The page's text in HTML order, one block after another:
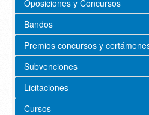
Oposiciones y Concursos
Bandos
Premios concursos y
Subvenciones
Licitaciones
Cursos